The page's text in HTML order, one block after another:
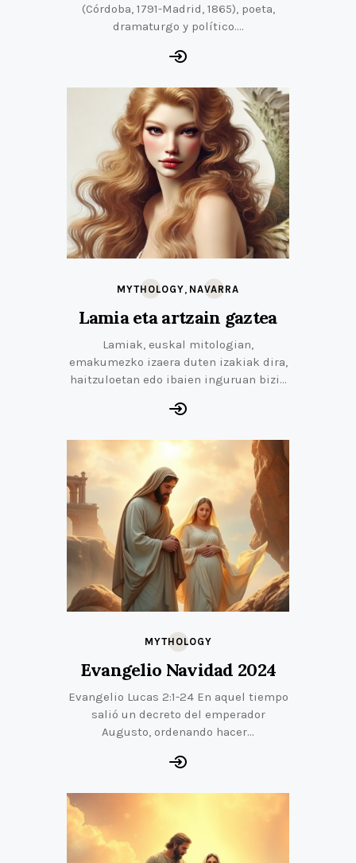
(Córdoba, 1791-Madrid, 1865), poeta,
dramaturgo y político.…
MYTHOLOGY, NAVARRA
Lamia eta artzain gaztea
Lamiak, euskal mitologian,
emakumezko izaera duten izakiak dira,
haitzuloetan edo ibaien inguruan bizi…
MYTHOLOGY
Evangelio Navidad 2024
Evangelio Lucas 2:1-24 En aquel tiempo
salió un decreto del emperador
Augusto, ordenando hacer…